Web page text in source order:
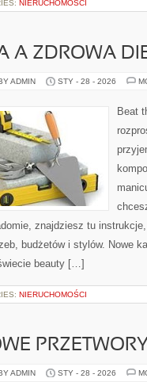
NIERUCHOMOŚCI
A ZDROWA
ADMIN STY - 28 - 2026
Beat
znajdziesz tu
budżetów i stylów. Nowe
beauty […]
NIERUCHOMOŚCI
PRZETWORY
ADMIN STY - 28 - 2026